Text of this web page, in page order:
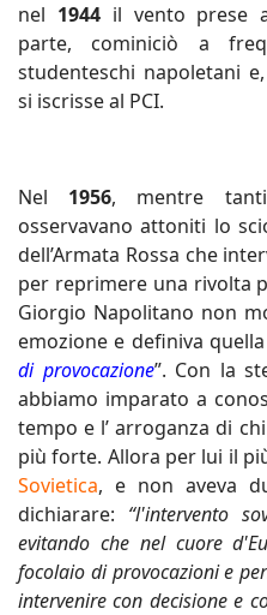
nel 1944 il vento prese
parte, cominiciò a
studenteschi napoletani
si iscrisse al PCI.
Nel 1956, mentre
osservavano attoniti lo
dell’Armata Rossa che
per reprimere una rivolta
Giorgio Napolitano non
emozione e definiva
di provocazione”. Con la
abbiamo imparato a
tempo e l’ arroganza di
più forte. Allora per lui il
Sovietica, e non aveva
dichiarare: “l'intervento
evitando che nel cuore
focolaio di provocazioni e
intervenire con decisione e